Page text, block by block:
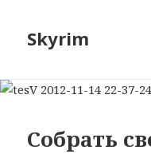
Skyrim
Собрать